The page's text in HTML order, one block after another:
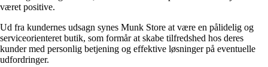
været positive.
Ud fra kundernes udsagn synes Munk Store at være en pålidelig og
serviceorienteret butik, som formår at skabe tilfredshed hos deres
kunder med personlig betjening og effektive løsninger på eventuelle
udfordringer.